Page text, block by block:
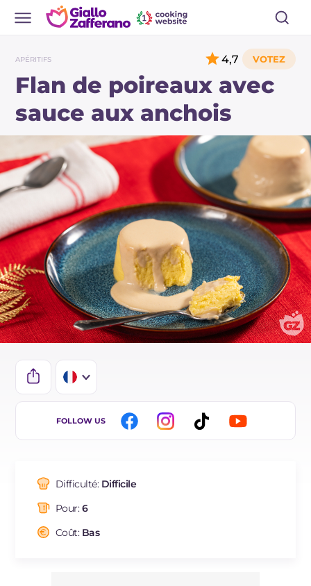
APÉRITIFS
Flan de poireaux avec
sauce aux anchois
4,7
IT
ES
DE
NL
FOLLOW US
Difficulté: Difficile
Pour:6
Coût: Bas